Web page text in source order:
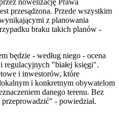
przesądzona. Przede wszystkim
z planowania
braku takich planów -
będzie - według niego - ocena
"białej księgi".
i inwestorów, które
i konkretnym obywatelom
danego terenu. Bez
- powiedział.